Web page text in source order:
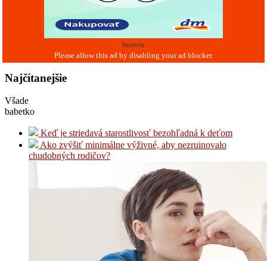
Inzercia
Najčítanejšie
Všade
babetko
Keď je striedavá starostlivosť bezohľadná k deťom
Ako zvýšiť minimálne výživné, aby nezruinovalo
chudobných rodičov?